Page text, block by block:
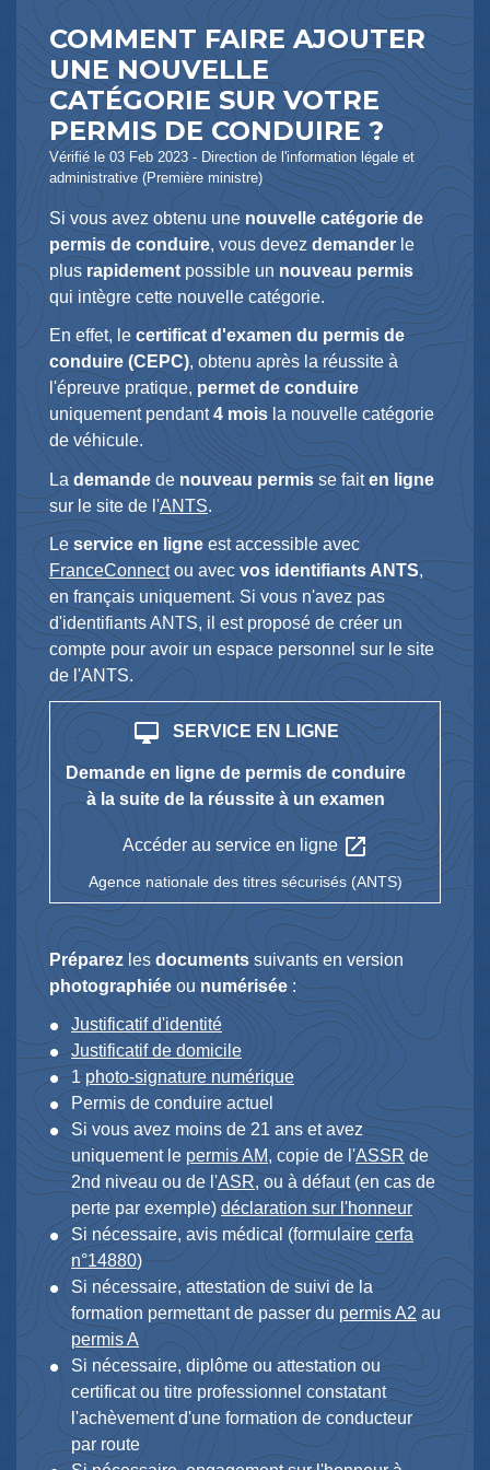
COMMENT FAIRE AJOUTER
UNE NOUVELLE
CATÉGORIE SUR VOTRE
PERMIS DE CONDUIRE ?
Vérifié le 03 Feb 2023 - Direction de l'information légale et
administrative (Première ministre)
Si vous avez obtenu unenouvelle catégorie de
permis de conduire, vous devezdemander le
plus rapidement possible un nouveau permis
qui intègre cette nouvelle catégorie.
En effet, lecertificat d'examen du permis de
conduire (CEPC), obtenu après la réussite à
l'épreuve pratique, permet de conduire
uniquement pendant4 moisla nouvelle catégorie
de véhicule.
Lademandede nouveau permisse faiten ligne
sur le site de l'ANTS.
Leservice en ligneest accessible avec
FranceConnectou avecvos identifiants ANTS,
en français uniquement. Si vous n'avez pas
d'identifiants ANTS, il est proposé de créer un
compte pour avoir un espace personnel sur le site
de l'ANTS.
desktop_mac SERVICE EN LIGNE
Demande en ligne de permis de conduire
à la suite de la réussite à un examen
Accéder au service en ligne open_in_new
Agence nationale des titres sécurisés (ANTS)
Préparezles documentssuivants en version
photographiée ounumérisée:
Justificatif d'identité
Justificatif de domicile
1photo-signature numérique
Permis de conduire actuel
Si vous avez moins de 21 ans et avez
uniquement le permis AM, copie de l'ASSRde
2ndniveau ou de l'ASR, ou à défaut (en cas de
perte par exemple)déclaration sur l'honneur
Si nécessaire, avis médical (formulairecerfa
n°14880)
Si nécessaire, attestation de suivi de la
formation permettant de passer du permis A2au
permis A
Si nécessaire, diplôme ou attestation ou
certificat ou titre professionnel constatant
l'achèvement d'une formation de conducteur
par route